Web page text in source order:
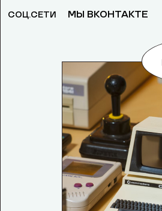
СОЦ.СЕТИ МЫ ВКОНТАКТЕ